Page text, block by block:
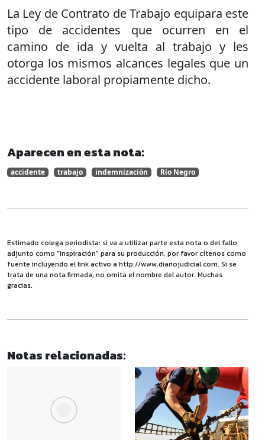
La Ley de Contrato de Trabajo equipara este
tipo de accidentes que ocurren en el
camino de ida y vuelta al trabajo y les
otorga los mismos alcances legales que un
accidente laboral propiamente dicho.
Aparecen en esta nota:
accidente trabajo indemnización Río Negro
Estimado colega periodista: si va a utilizar parte esta nota o del fallo
adjunto como "inspiración" para su producción, por favor cítenos como
fuente incluyendo el link activo a http://www.diariojudicial.com. Si se
trata de una nota firmada, no omita el nombre del autor. Muchas
gracias.
Notas relacionadas: